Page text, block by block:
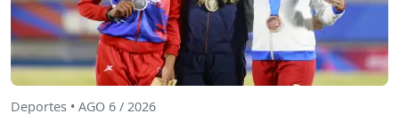
Deportes • AGO 6 / 2026